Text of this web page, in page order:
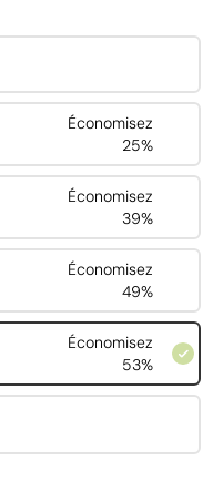
Économisez
25%
Économisez
39%
Économisez
49%
Économisez
53%